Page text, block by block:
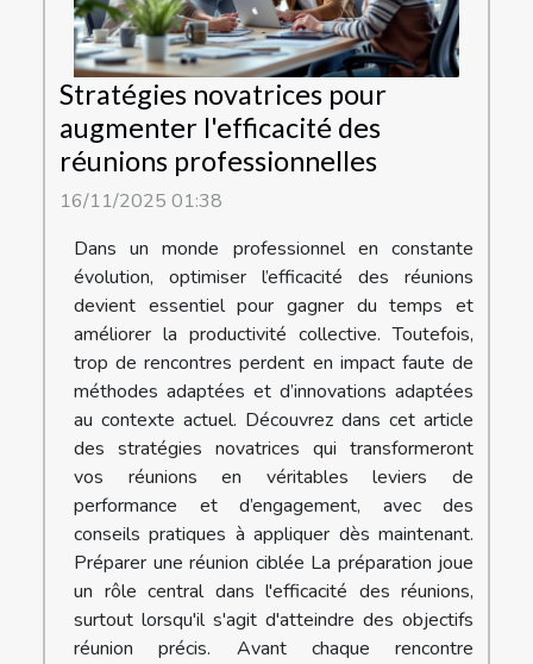
Stratégies novatrices pour
augmenter l'efficacité des
réunions professionnelles
16/11/2025 01:38
Dans un monde professionnel en constante
évolution, optimiser l’efficacité des réunions
devient essentiel pour gagner du temps et
améliorer la productivité collective. Toutefois,
trop de rencontres perdent en impact faute de
méthodes adaptées et d’innovations adaptées
au contexte actuel. Découvrez dans cet article
des stratégies novatrices qui transformeront
vos réunions en véritables leviers de
performance et d’engagement, avec des
conseils pratiques à appliquer dès maintenant.
Préparer une réunion ciblée La préparation joue
un rôle central dans l'efficacité des réunions,
surtout lorsqu'il s'agit d'atteindre des objectifs
réunion précis. Avant chaque rencontre